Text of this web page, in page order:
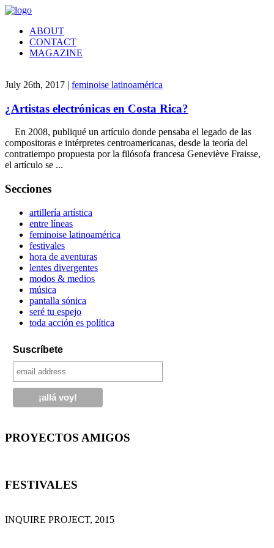
ABOUT
CONTACT
MAGAZINE
July 26th, 2017 | feminoise latinoamérica
¿Artistas electrónicas en Costa Rica?
En 2008, publiqué un artículo donde pensaba el legado de las
compositoras e intérpretes centroamericanas, desde la teoría del
contratiempo propuesta por la filósofa francesa Geneviève Fraisse,
el artículo se ...
Secciones
artillería artística
entre líneas
feminoise latinoamérica
festivales
hora de aventuras
lentes divergentes
modos & medios
música
pantalla sónica
seré tu espejo
toda acción es política
Suscríbete
PROYECTOS AMIGOS
FESTIVALES
INQUIRE PROJECT, 2015